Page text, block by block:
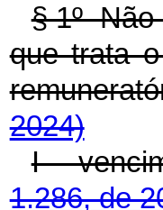
§ 1º Não
que trata
2024)
I -
1.286, de